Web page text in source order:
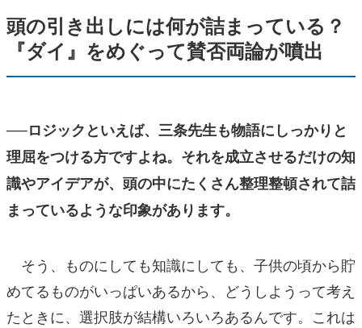
頭の引き出しには何が詰まっている？
『ダイ』をめぐって賛否両論が噴出
──ロジックといえば、三条先生も物語にしっかりと
理屈をつける方ですよね。それを成立させるだけの知
識やアイデアが、頭の中にたくさん整理整頓されて詰
まっているような印象があります。
そう、ものにしても知識にしても、子供の頃から貯
めてるものがいっぱいあるから、どうしようって考え
たときに、選択肢が結構いろいろあるんです。これは